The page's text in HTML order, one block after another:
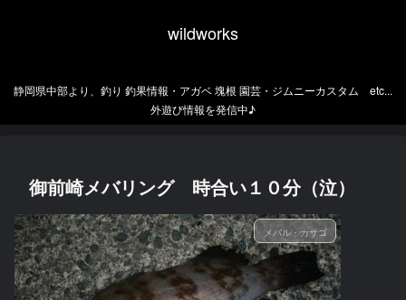
wildworks
静岡県中部より、釣り 釣果情報・アガベ 塊根 園芸・ジムニーカスタム etc...
外遊び情報を発信中♪
御前崎メバリング 時合い１０分（泣）
メバル・カサゴ